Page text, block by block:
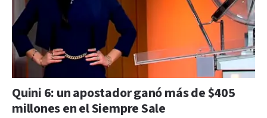
Quini 6: un apostador ganó más de $405
millones en el Siempre Sale